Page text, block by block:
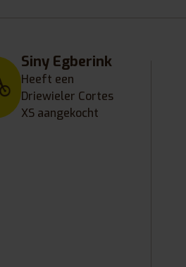
Siny Egberink
Heeft een
Driewieler Cortes
XS aangekocht